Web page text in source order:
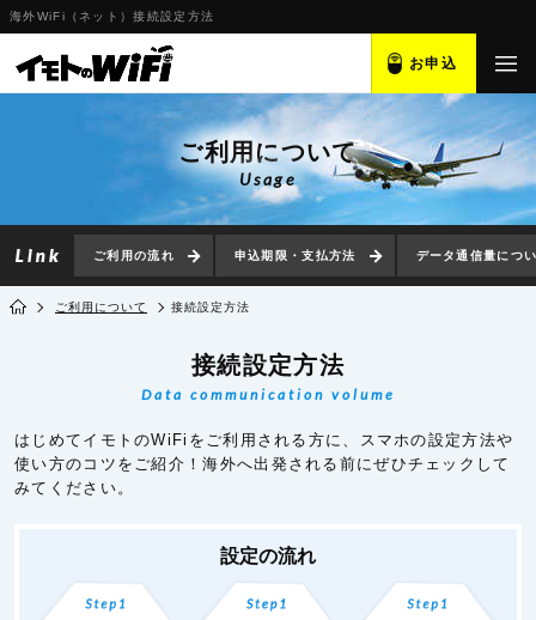
海外WiFi（ネット）接続設定方法
お申込
ご利用について
Usage
ご利用の流れ 申込期限・支払方法 データ通信量につ
ご利用について 接続設定方法
接続設定方法
Data communication volume
はじめてイモトのWiFiをご利用される方に、スマホの設定方法や
使い方のコツをご紹介！海外へ出発される前にぜひチェックして
みてください。
設定の流れ